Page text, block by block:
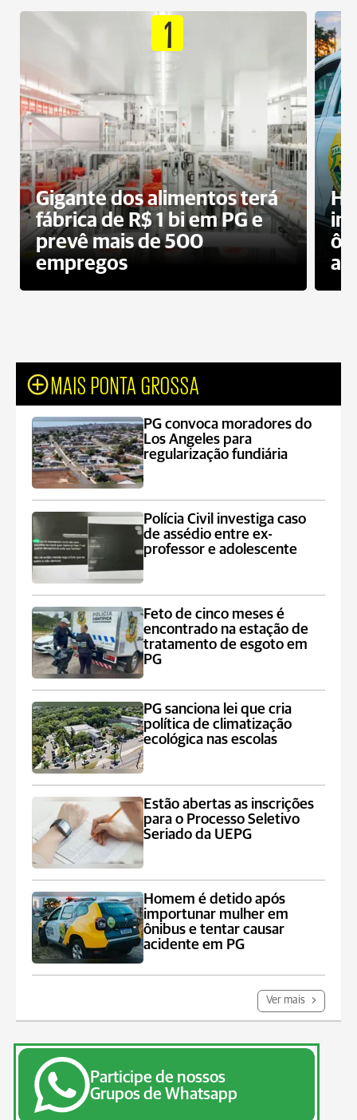
1
Gigante dos alimentos terá
fábrica de R$ 1 bi em PG e
prevê mais de 500
empregos
MAIS PONTA GROSSA
PG convoca moradores do
Los Angeles para
regularização fundiária
Polícia Civil investiga caso
de assédio entre ex-
professor e adolescente
Feto de cinco meses é
encontrado na estação de
tratamento de esgoto em
PG
PG sanciona lei que cria
política de climatização
ecológica nas escolas
Estão abertas as inscrições
para o Processo Seletivo
Seriado da UEPG
Homem é detido após
importunar mulher em
ônibus e tentar causar
acidente em PG
Ver mais
Participe de nossos
Grupos de Whatsapp